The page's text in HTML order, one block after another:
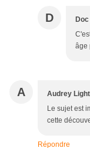
D
âge
A Audrey Light
Le sujet est
cette
Répondre